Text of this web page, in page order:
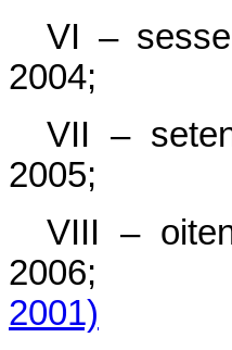
VI –
VII –
VIII –
2001)